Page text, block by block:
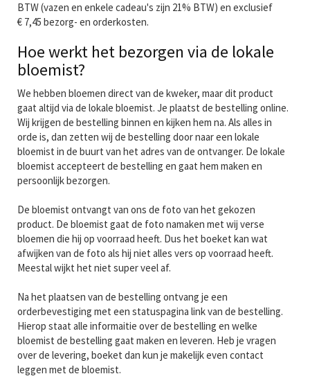
BTW (vazen en enkele cadeau's zijn 21% BTW) en exclusief
€ 7,45 bezorg- en orderkosten.
Hoe werkt het bezorgen via de lokale
bloemist?
We hebben bloemen direct van de kweker, maar dit product
gaat altijd via de lokale bloemist. Je plaatst de bestelling online.
Wij krijgen de bestelling binnen en kijken hem na. Als alles in
orde is, dan zetten wij de bestelling door naar een lokale
bloemist in de buurt van het adres van de ontvanger. De lokale
bloemist accepteert de bestelling en gaat hem maken en
persoonlijk bezorgen.
De bloemist ontvangt van ons de foto van het gekozen
product. De bloemist gaat de foto namaken met wij verse
bloemen die hij op voorraad heeft. Dus het boeket kan wat
afwijken van de foto als hij niet alles vers op voorraad heeft.
Meestal wijkt het niet super veel af.
Na het plaatsen van de bestelling ontvang je een
orderbevestiging met een statuspagina link van de bestelling.
Hierop staat alle informaitie over de bestelling en welke
bloemist de bestelling gaat maken en leveren. Heb je vragen
over de levering, boeket dan kun je makelijk even contact
leggen met de bloemist.